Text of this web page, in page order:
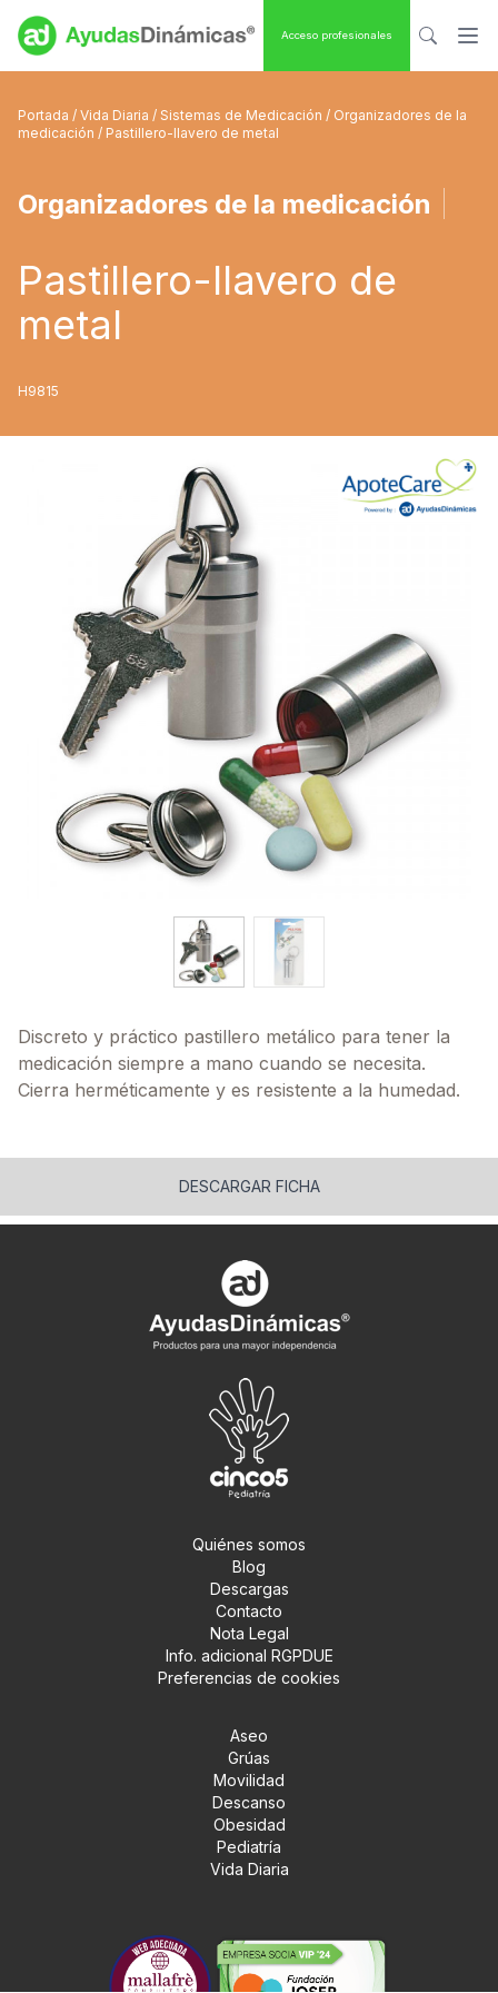
Acceso profesionales
Portada / Vida Diaria / Sistemas de Medicación / Organizadores de la
medicación / Pastillero-llavero de metal
Organizadores de la medicación
Pastillero-llavero de
metal
H9815
Discreto y práctico pastillero metálico para tener la
medicación siempre a mano cuando se necesita.
Cierra herméticamente y es resistente a la humedad.
DESCARGAR FICHA
Quiénes somos
Blog
Descargas
Contacto
Nota Legal
Info. adicional RGPDUE
Preferencias de cookies
Aseo
Grúas
Movilidad
Descanso
Obesidad
Pediatría
Vida Diaria